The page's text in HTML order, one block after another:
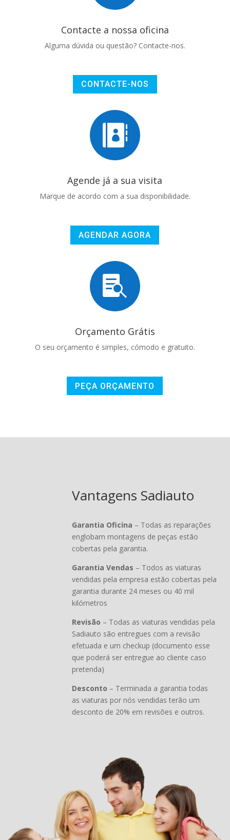
Contacte a nossa oficina
Alguma dúvida ou questão? Contacte-nos.
CONTACTE-NOS

Agende já a sua visita
Marque de acordo com a sua disponibilidade.
AGENDAR AGORA

Orçamento Grátis
O seu orçamento é simples, cómodo e gratuito.
PEÇA ORÇAMENTO
Vantagens Sadiauto
Garantia Oficina – Todas as reparações
englobam montagens de peças estão
cobertas pela garantia.
Garantia Vendas – Todos as viaturas
vendidas pela empresa estão cobertas pela
garantia durante 24 meses ou 40 mil
kilómetros
Revisão – Todas as viaturas vendidas pela
Sadiauto são entregues com a revisão
efetuada e um checkup (documento esse
que poderá ser entregue ao cliente caso
pretenda)
Desconto – Terminada a garantia todas
as viaturas por nós vendidas terão um
desconto de 20% em revisões e outros.